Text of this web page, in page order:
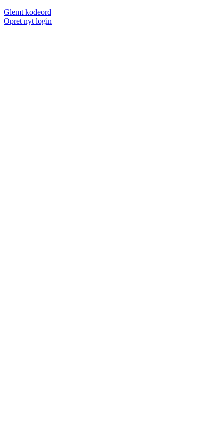
Glemt kodeord
Opret nyt login